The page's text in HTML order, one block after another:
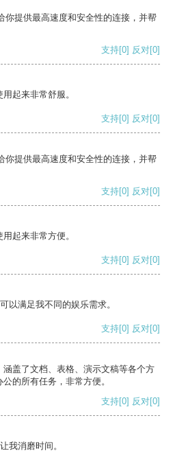
你提供最高速度和安全性的连接，并帮
支持[0] 反对[0]
起来非常舒服。
支持[0] 反对[0]
你提供最高速度和安全性的连接，并帮
支持[0] 反对[0]
起来非常方便。
支持[0] 反对[0]
以满足我不同的娱乐需求。
支持[0] 反对[0]
盖了文档、表格、演示文稿等各个方
的所有任务，非常方便。
支持[0] 反对[0]
我消磨时间。